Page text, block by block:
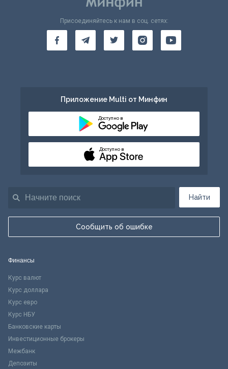
Найти
Сообщить об ошибке
Присоединяйтесь к нам в соц. сетях:
Приложение Multi от Минфин
Доступно в
Доступно в
Финансы
Курс валют
Курс доллара
Курс евро
Курс НБУ
Банковские карты
Инвестиционные брокеры
Межбанк
Депозиты